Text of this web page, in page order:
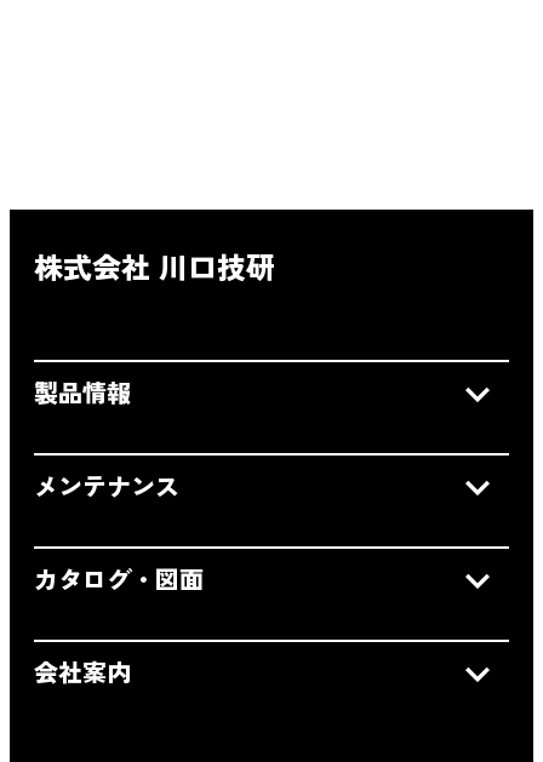
株式会社 川口技研
製品情報
メンテナンス
カタログ・図面
会社案内